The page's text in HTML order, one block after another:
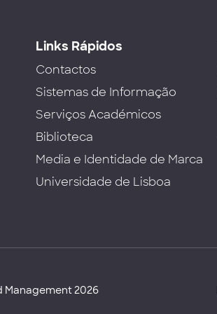
Links Rápidos
Contactos
Sistemas de Informação
Serviços Académicos
Biblioteca
Media e Identidade de Marca
Universidade de Lisboa
Management 2026